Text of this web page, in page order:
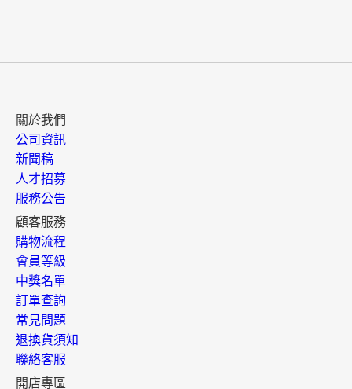
關於我們
公司資訊
新聞稿
人才招募
服務公告
顧客服務
購物流程
會員等級
中獎名單
訂單查詢
常見問題
退換貨須知
聯絡客服
開店專區